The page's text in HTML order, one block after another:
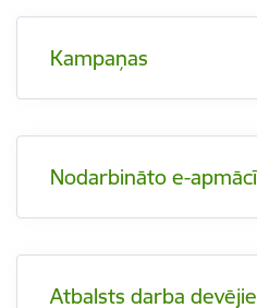
Kampaņas
Nodarbināto e-
Atbalsts darba